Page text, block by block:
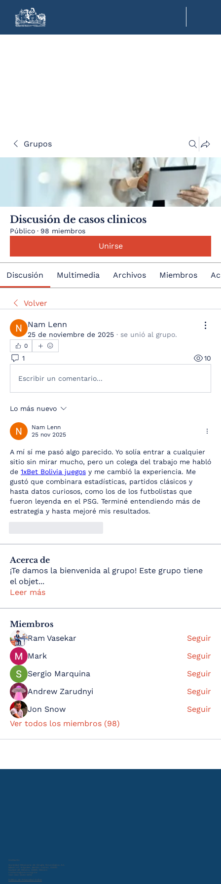
Grupos
Discusión de casos clinicos
Público · 98 miembros
Unirse
Discusión Multimedia Archivos Miembros
Volver
Nam Lenn
25 de noviembre de 2025 · se unió al grupo.
0
1 10
Escribir un comentario...
Lo más nuevo
Nam Lenn
25 nov 2025
A mí sí me pasó algo parecido. Yo solía entrar a cualquier
sitio sin mirar mucho, pero un colega del trabajo me habló
de 1xBet Bolivia juegos y me cambió la experiencia. Me
gustó que combinara estadísticas, partidos clásicos y
hasta datos curiosos, como los de los futbolistas que
fueron leyenda en el PSG. Terminé entendiendo más de
estrategia y hasta mejoré mis resultados.
Acerca de
¡Te damos la bienvenida al grupo! Este grupo tiene
el objet...
Leer más
Miembros
Ram Vasekar
Seguir
Mark
Seguir
Sergio Marquina
Seguir
Andrew Zarudnyi
Seguir
Jon Snow
Seguir
Ver todos los miembros (98)
Contacto:
Sociedad Mexicana de Cirugía Neurológica A.C.
Miami 47, Nápoles, Benito Juárez, 03810
Ciudad de México, CDMX, Mexico
contacto@smcn.org.mx
+52 (55) 5543 0013
Política de Privacidad Online